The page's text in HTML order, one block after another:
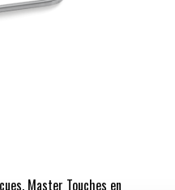
Master Touches en